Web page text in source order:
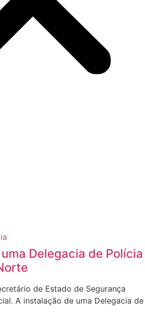
Delegacia de Polícia
de Estado de Segurança
A instalação de uma Delegacia de